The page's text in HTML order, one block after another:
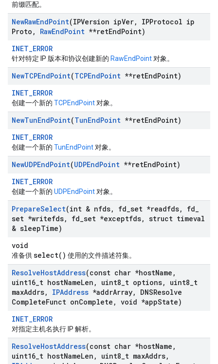
前缀匹配。
NewRawEndPoint(IPVersion ipVer,
IPProtocol ip
Proto , RawEndPoint **retEndPoint)
INET_ERROR
针对特定 IP 版本和协议创建新的 RawEndPoint 对象。
NewTCPEndPoint(TCPEndPoint **retEndPoint)
INET_ERROR
创建一个新的 TCPEndPoint 对象。
NewTunEndPoint(TunEndPoint **retEndPoint)
INET_ERROR
创建一个新的 TunEndPoint 对象。
NewUDPEndPoint(UDPEndPoint **retEndPoint)
INET_ERROR
创建一个新的 UDPEndPoint 对象。
PrepareSelect(int & nfds, fd set *readfds, fd
set *writefds, fd set *exceptfds, struct timeval
& sleepTime)
void
准备供select() 使用的文件描述符集。
ResolveHostAddress(const char *hostName ,
uint16 t hostNameLen , uint8 t options, uint8 t
maxAddrs, IPAddress *addrArray,
DNSResolve
CompleteFunct onComplete , void *appState)
INET_ERROR
对指定主机名执行 IP 解析。
ResolveHostAddress(const char *hostName ,
uint16 t hostNameLen , uint8 t maxAddrs,